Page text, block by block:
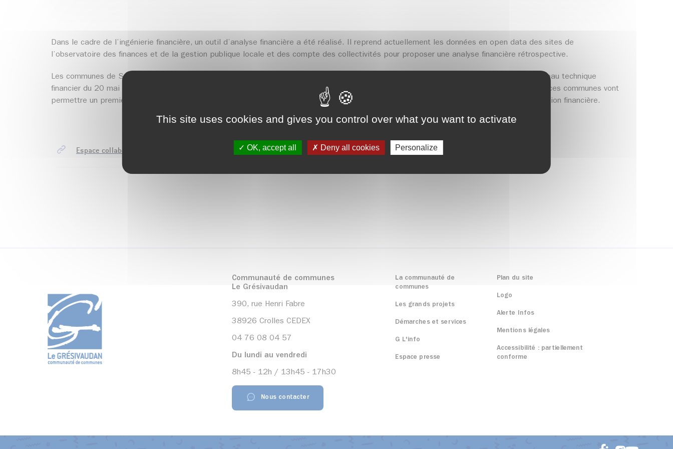
This site uses cookies and gives you control over what you want to activate
OK, accept all Deny all cookies Personalize
Dans le cadre de l’ingénierie financière, un outil d’analyse financière a été réalisé. Il reprend actuellement les données en open data des sites de
l’observatoire des finances et de la gestion publique locale et des compte des collectivités pour proposer une analyse financière rétrospective.
Les communes de Saint Maximin, de Bernin, de La Buissière et Saint-Martin-d’Uriage se sont portées volontaires lors de la réunion du réseau technique
financier du 20 mai 2025 pour constituer un premier groupe de travail sur cet outil. En acceptant de fournir leurs données 2024 et 2025, ces communes vont
permettre un premier test opérationnel. L’objectif est d’aboutir à outil prospectif permettant la mise en place d’une véritable programmation financière.
Espace collaboratif analyse financière
Communauté de communes
Le Grésivaudan
390, rue Henri Fabre
38926 Crolles CEDEX
04 76 08 04 57
Du lundi au vendredi
8h45 - 12h / 13h45 - 17h30
Nous contacter
La communauté de
communes
Les grands projets
Démarches et services
G L'info
Espace presse
Plan du site
Logo
Alerte Infos
Mentions légales
Accessibilité : partiellement
conforme